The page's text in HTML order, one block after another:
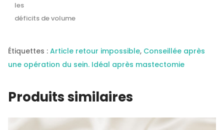
les
déficits de volume
Étiquettes : Article retour impossible, Conseillée après
une opération du sein. Idéal après mastectomie
Produits similaires